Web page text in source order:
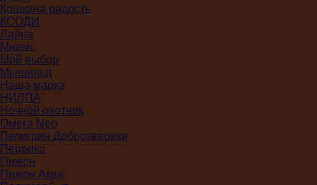
Кошкина радость
КСОДИ
Лайна
Мнямс
Мой выбор
Мышильд
Наша марка
НИЛПА
Ночной охотник
Омега Neo
Пелигрин Доброзверики
Перрико
Пижон
Пижон Аква